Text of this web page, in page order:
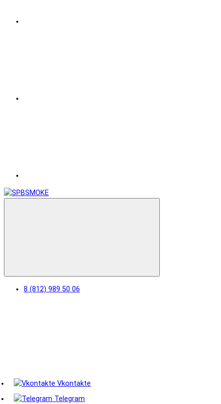
8 (812) 989 50 06
Vkontakte
Telegram